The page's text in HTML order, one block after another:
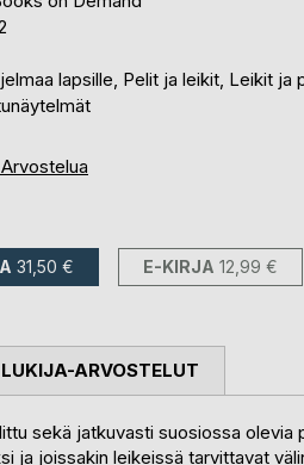
lapsille, Pelit ja leikit, Leikit ja
Arvostelua
31,50 € E-KIRJA 12,99 €
sekä jatkuvasti suosiossa olevia
ja joissakin leikeissä tarvittavat
LUKIJA-ARVOSTELUT